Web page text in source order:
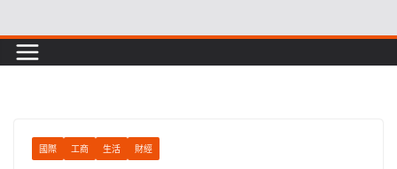
to
content
國際 工商 生活 財經